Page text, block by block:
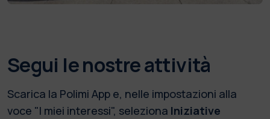
Segui le nostre attività
Scarica la Polimi App e, nelle impostazioni alla
voce "I miei interessi", seleziona Iniziative